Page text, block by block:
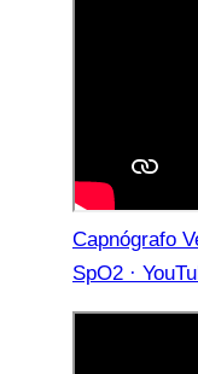
Capnógrafo
SpO2 ·